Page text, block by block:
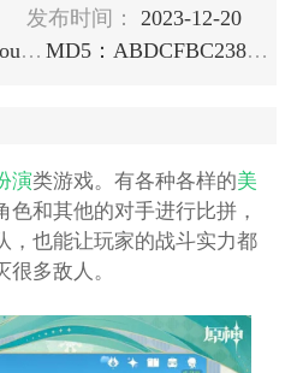
发布时间：
2023-12-20
包名：com.miHoYo.cloudgames.ys
MD5：ABDCFBC2380DA2413C1E0BE7A118DD9E
演类游戏。有各种各样的美
和其他的对手进行比拼，
，也能让玩家的战斗实力都
多敌人。